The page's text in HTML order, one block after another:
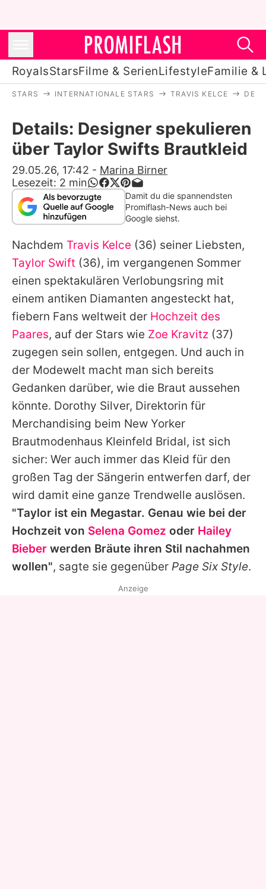
RoyalsStarsFilme & SerienLifestyleFamilie &
Stars
Filme & Serien
Lifestyle
Familie & Liebe
Alle Themen auf Promiflash
Jobs
App runterladen
Team
Redaktionelle Richtlinien
Impressum
Datenschutzerklärung
Nutzungsbedingungen
Utiq verwalten
STARS INTERNATIONALE STARS TRAVIS KELCE
Details: Designer spekulieren
über Taylor Swifts Brautkleid
29.05.26, 17:42 - Marina Birner
Lesezeit: 2 min
Damit du die spannendsten
Promiflash-News auch bei
Google siehst.
Nachdem Travis Kelce (36) seiner Liebsten,
Taylor Swift (36), im vergangenen Sommer
einen spektakulären Verlobungsring mit
einem antiken Diamanten angesteckt hat,
fiebern Fans weltweit der Hochzeit des
Paares, auf der Stars wie Zoe Kravitz (37)
zugegen sein sollen, entgegen. Und auch in
der Modewelt macht man sich bereits
Gedanken darüber, wie die Braut aussehen
könnte. Dorothy Silver, Direktorin für
Merchandising beim New Yorker
Brautmodenhaus Kleinfeld Bridal, ist sich
sicher: Wer auch immer das Kleid für den
großen Tag der Sängerin entwerfen darf, der
wird damit eine ganze Trendwelle auslösen.
"Taylor ist ein Megastar. Genau wie bei der
Hochzeit von Selena Gomez oder Hailey
Bieber werden Bräute ihren Stil nachahmen
wollen", sagte sie gegenüber Page Six Style.
Anzeige